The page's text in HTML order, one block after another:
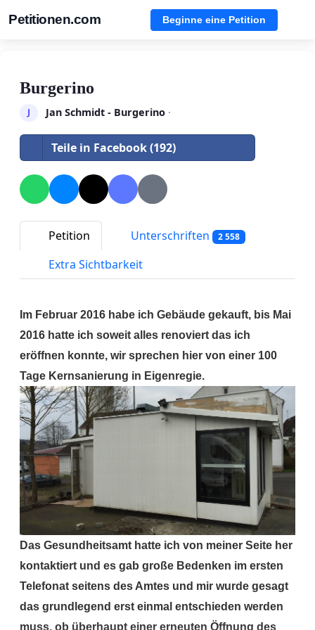
Petitionen.com Beginne eine Petition
Burgerino
J Jan Schmidt - Burgerino·
Teile in Facebook (192)
Petition Unterschriften 2 558
Extra Sichtbarkeit
Im Februar 2016 habe ich Gebäude gekauft, bis Mai
2016 hatte ich soweit alles renoviert das ich
eröffnen konnte, wir sprechen hier von einer 100
Tage Kernsanierung in Eigenregie.
Das Gesundheitsamt hatte ich von meiner Seite her
kontaktiert und es gab große Bedenken im ersten
Telefonat seitens des Amtes und mir wurde gesagt
das grundlegend erst einmal entschieden werden
muss, ob überhaupt einer erneuten Öffnung des